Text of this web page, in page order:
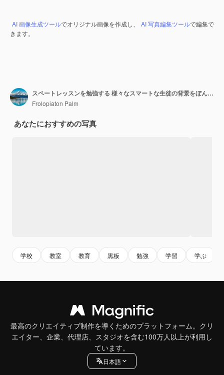
AI 画像生成ツールでオリジナル画像を作成し、 AI 写真編集ツールで編集で
きます。
スペートレッスンを勉強する 様々なスマートな生徒の背景をぼんやりする
Frolopiaton Palm
あなたにおすすめの写真
学校 教室 教育 黒板 勉強 学習 学ぶ
最高のクリエイティブ制作を導くためのプラットフォーム。クリ
エイター、企業、代理店、スタジオを含む100万人以上が利用し
ています。
日本語